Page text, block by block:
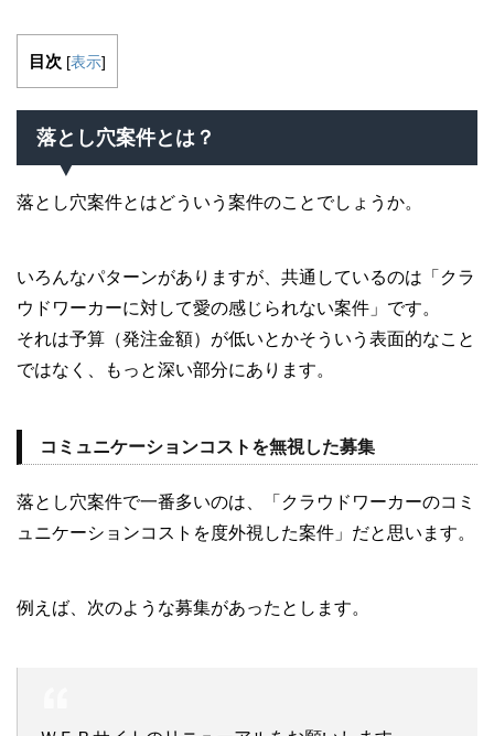
目次 [表示]
落とし穴案件とは？
落とし穴案件とはどういう案件のことでしょうか。
いろんなパターンがありますが、共通しているのは「クラ
ウドワーカーに対して愛の感じられない案件」です。
それは予算（発注金額）が低いとかそういう表面的なこと
ではなく、もっと深い部分にあります。
コミュニケーションコストを無視した募集
落とし穴案件で一番多いのは、「クラウドワーカーのコミ
ュニケーションコストを度外視した案件」だと思います。
例えば、次のような募集があったとします。